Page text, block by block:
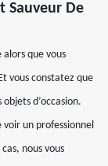
Sauveur De
que vous
vous constatez que
d’occasion.
voir un professionnel
nous vous